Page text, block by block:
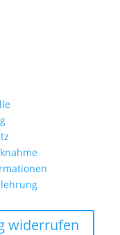
widerrufen